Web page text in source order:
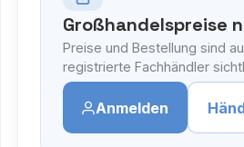
Großhandelspreise
Preise und Bestellung sind
registrierte Fachhändler
Anmelden